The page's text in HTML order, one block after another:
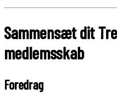
Sammensæt dit
medlemsskab
Foredrag